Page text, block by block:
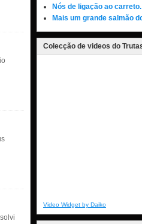
Nós de ligação ao carreto.
Mais um grande salmão
Colecção de videos do
Video Widget by Daiko